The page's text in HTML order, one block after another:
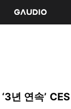
‘3년 연속’